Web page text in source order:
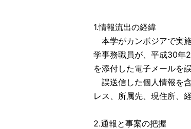
1.情報流出の経緯
本学がカンボジアで実
学事務職員が、平成30年
を添付した電子メールを
誤送信した個人情報を
レス、所属先、現住所、
2.通報と事案の把握